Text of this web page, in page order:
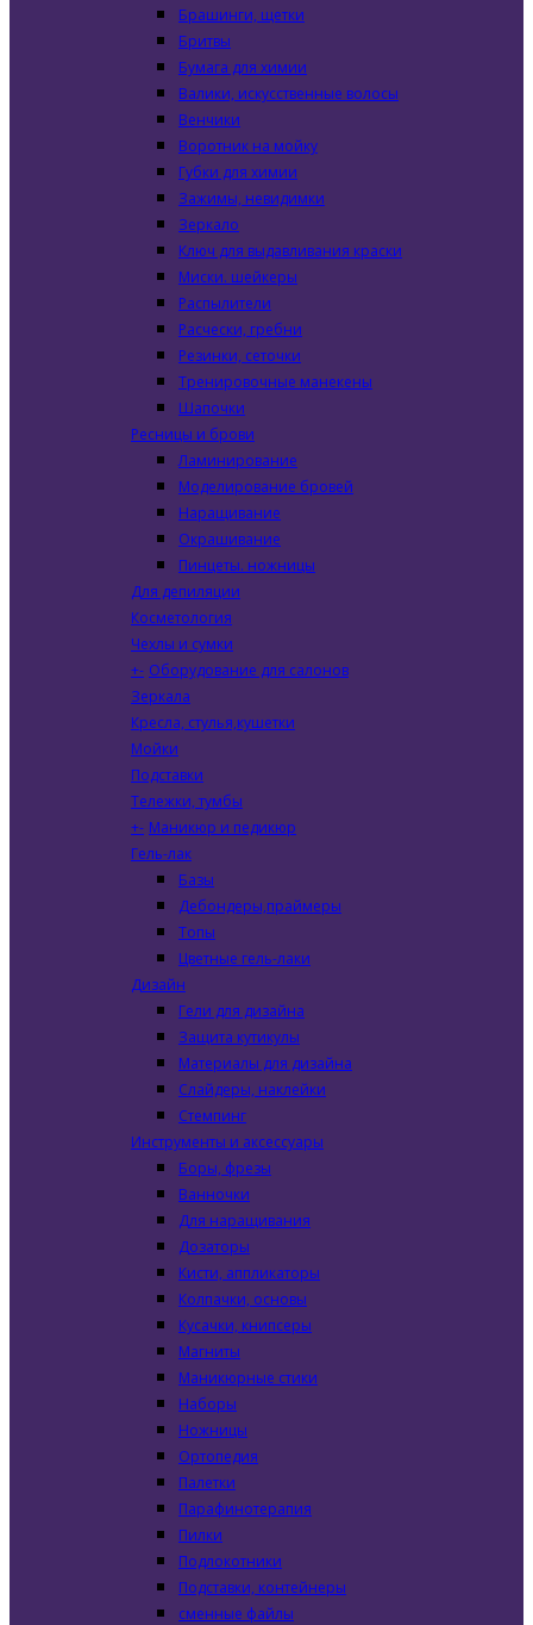
Брашинги, щетки
Бритвы
Бумага для химии
Валики, искусственные волосы
Венчики
Воротник на мойку
Губки для химии
Зажимы, невидимки
Зеркало
Ключ для выдавливания краски
Миски. шейкеры
Распылители
Расчески, гребни
Резинки, сеточки
Тренировочные манекены
Шапочки
Ресницы и брови
Ламинирование
Моделирование бровей
Наращивание
Окрашивание
Пинцеты. ножницы
Для депиляции
Косметология
Чехлы и сумки
+- Оборудование для салонов
Зеркала
Кресла, стулья,кушетки
Мойки
Подставки
Тележки, тумбы
+- Маникюр и педикюр
Гель-лак
Базы
Дебондеры,праймеры
Топы
Цветные гель-лаки
Дизайн
Гели для дизайна
Защита кутикулы
Материалы для дизайна
Слайдеры, наклейки
Стемпинг
Инструменты и аксессуары
Боры, фрезы
Ванночки
Для наращивания
Дозаторы
Кисти, аппликаторы
Колпачки, основы
Кусачки, книпсеры
Магниты
Маникюрные стики
Наборы
Ножницы
Ортопедия
Палетки
Парафинотерапия
Пилки
Подлокотники
Подставки, контейнеры
сменные файлы